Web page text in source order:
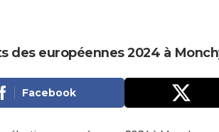
des européennes 2024 à
Facebook